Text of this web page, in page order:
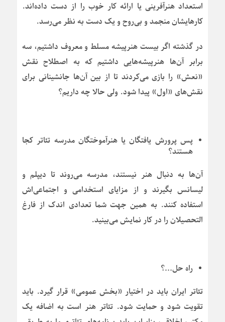
استعداد هنرآفرینی یا ارائه کار خوب را از دست داده‌اند.
کارهایشان منجمد و بی‌روح و یک دست به نظر می‌رسد.
در گذشته اگر بیست هنرپیشه مسلط و معروف داشتیم، سه
برابر آن‌ها هنرپیشه‌هایی داشتیم که به اصطلاح نقش
«نعش» را بازی می‌کردند تا از بین آن‌ها جانشینانی برای
نقش‌های «اول» پیدا شود. ولی حالا چه داریم؟
پس پرورش یافتگان یا هنرآموختگان مدرسه تئاتر کجا
هستند؟
آن‌ها به دنبال هنر نیستند، مدرسه می‌روند تا دیپلم و
لیسانس بگیرند و از مزایای استخدامی و اجتماعی‌اش
استفاده کنند. به همین جهت شما تعدادی اندک از فارغ
التحصیلان را در کار نمایش می‌بینید.
راه حل…؟
تئاتر ایران باید در اختیار «بخش عمومی» قرار گیرد. باید
تقویت شود و حمایت شود. تئاتر هنر است به اضافه یک